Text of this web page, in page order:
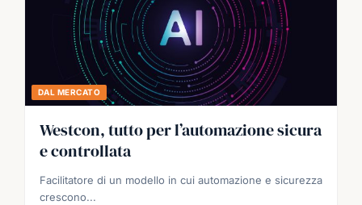
DAL MERCATO
Westcon, tutto per l’automazione sicura
e controllata
Facilitatore di un modello in cui automazione e sicurezza
crescono...